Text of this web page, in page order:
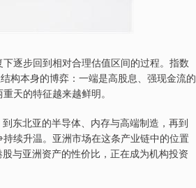
逐步回到相对合理估值区间的过程。指数
构本身的博弈：一端是高股息、强现金流的
天的特征越来越鲜明。
东北亚的半导体、内存与高端制造，再到
续升温。亚洲市场在这条产业链中的位置
与亚洲资产的性价比，正在成为机构投资